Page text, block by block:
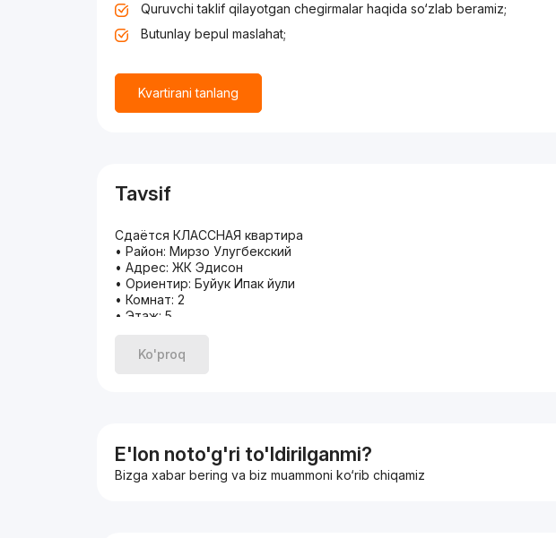
Quruvchi taklif qilayotgan chegirmalar haqida so‘zlab beramiz;
Butunlay bepul maslahat;
Kvartirani tanlang
Tavsif
Сдаётся КЛАССНАЯ квартира
• Район: Мирзо Улугбекский
• Адрес: ЖК Эдисон
• Ориентир: Буйук Ипак йули
• Комнат: 2
• Этаж: 5
• Площадь: 55м2
• Ремонт: Евро
Звоните, имеются альтернативные варианты! В базе более 20000
С уважением Мадина
Эксперт по недвижимости
Ko'proq
E'lon noto'g'ri to'ldirilganmi?
Bizga xabar bering va biz muammoni ko‘rib chiqamiz